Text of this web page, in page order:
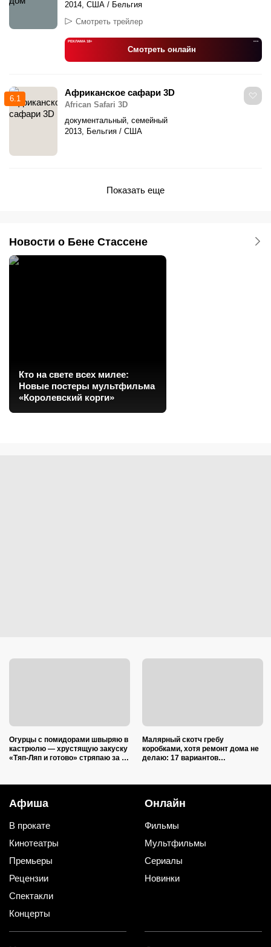
2014, США / Бельгия
Смотреть трейлер
РЕКЛАМА 18+ •••
Смотреть онлайн
6.1
Африканское сафари 3D
African Safari 3D
документальный, семейный
2013, Бельгия / США
Показать еще
Новости о Бене Стассене
Кто на свете всех милее:
Новые постеры мультфильма
«Королевский корги»
Огурцы с помидорами швыряю в
кастрюлю — хрустящую закуску
«Тяп-Ляп и готово» стряпаю за 15
Малярный скотч гребу
коробками, хотя ремонт дома не
делаю: 17 вариантов
Афиша
В прокате
Кинотеатры
Премьеры
Рецензии
Спектакли
Концерты
Онлайн
Фильмы
Мультфильмы
Сериалы
Новинки